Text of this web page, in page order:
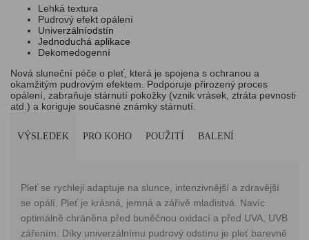
L ehká textura
Pudrový efekt opálení
Univerzálníodstín
Jednoduchá aplikace
Dekomedogenní
Nová sluneční péče o pleť, která je spojena s ochranou a
okamžitým pudrovým efektem . Podporuje přirozený proces
opálení, zabraňuje stárnutí pokožky (vznik vrásek ztráta pevnosti
atd .) a koriguje současné známky stárnutí
VÝSLEDEK PRO KOHO POUŽITÍ BALENÍ
Pleťse rychleji adaptuje na slunce intenzivnější a zdravější
se opálí . Pleť je krásná , jemná a zářivě mladistvá. Navíc
optimálně chráněna před buněčnou oxidací a před UVA, UVB
zářením
Díky univerzálnímu pudrový odstínu je pleť barevně